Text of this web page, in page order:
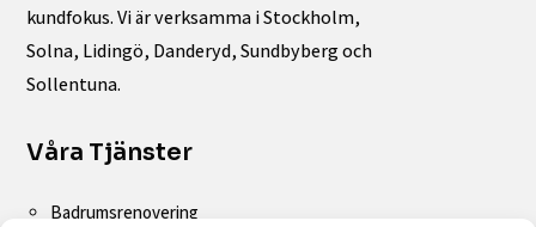
kundfokus. Vi är verksamma i Stockholm,
Solna, Lidingö, Danderyd, Sundbyberg och
Sollentuna.
Våra Tjänster
Badrumsrenovering